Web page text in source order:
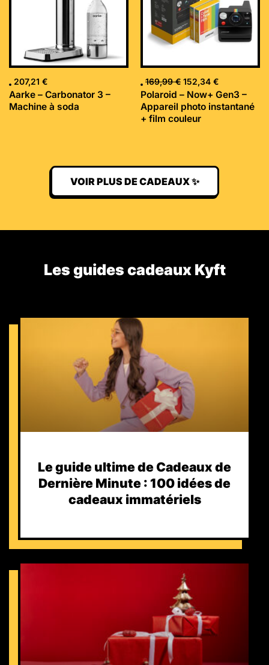
207,21 €
Aarke – Carbonator 3 –
Machine à soda
169,99€ 152,34 €
Polaroid – Now+ Gen3 –
Appareil photo instantané
+ film couleur
VOIR PLUS DE CADEAUX ✨
Les guides cadeaux Kyft​
Le guide ultime de Cadeaux de
Dernière Minute : 100 idées de
cadeaux immatériels